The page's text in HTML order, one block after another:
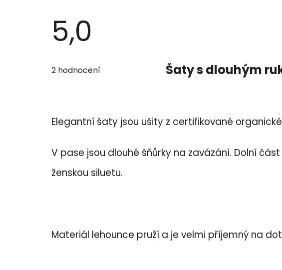
5,0
produktu
2 hodnocení Šaty s dlouhým
Elegantní šaty jsou ušity z certifikované
V pase jsou dlouhé šňůrky na zavázání. Dolní
ženskou siluetu.
Materiál lehounce pruží a je velmi příjemný na